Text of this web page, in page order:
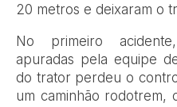
20 metros e deixaram o
No primeiro
apuradas pela equipe
do trator perdeu o
um caminhão rodotrem,